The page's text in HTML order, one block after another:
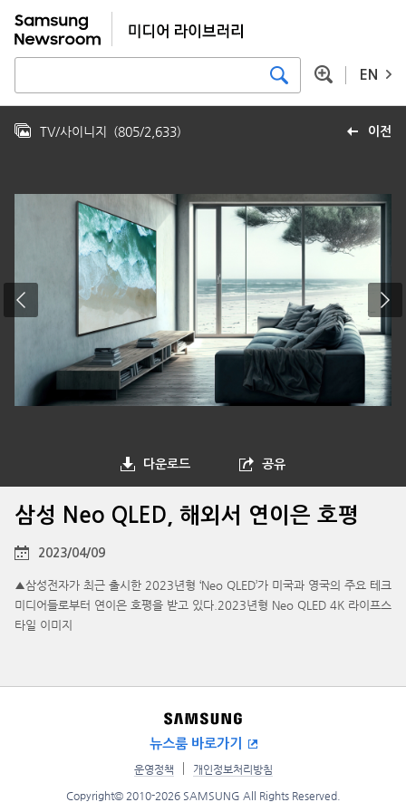
EN
이전
TV/사이니지 (805/2,633)
다운로드 공유
삼성 Neo QLED, 해외서 연이은 호평
2023/04/09
▲삼성전자가 최근 출시한 2023년형 ‘Neo QLED’가 미국과 영국의 주요 테크
미디어들로부터 연이은 호평을 받고 있다.2023년형 Neo QLED 4K 라이프스
타일 이미지
뉴스룸 바로가기
운영정책 개인정보처리방침
Copyright© 2010-2026 SAMSUNG All Rights Reserved.